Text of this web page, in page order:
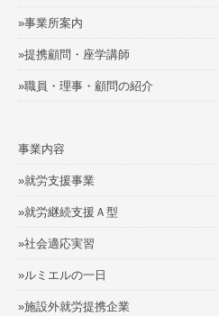
»事業所案内
»提携顧問・座学講師
»職員・理事・顧問の紹介
事業内容
»就労支援事業
»就労継続支援Ａ型
»社会適応実習
»ルミエルの一日
»施設外就労提携企業